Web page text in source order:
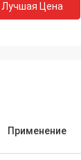
Лучшая Цена
Применение